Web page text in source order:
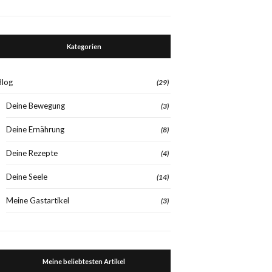
Kategorien
(29)
Deine Bewegung (3)
Deine Ernährung (8)
Deine Rezepte (4)
Deine Seele (14)
Meine Gastartikel (3)
Meine beliebtesten Artikel